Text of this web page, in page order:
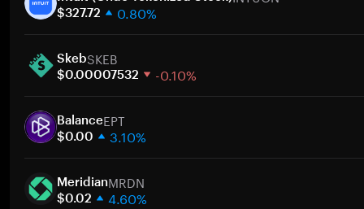
Marktkapitalisierung
$327.72 0.80%
30 Tage
Marktkapitalisierung
SkebSKEB
$0.00007532 -0.10%
30 Tage
Marktkapitalisierung
BalanceEPT
$0.00 3.10%
30 Tage
Marktkapitalisierung
MeridianMRDN
$0.02 4.60%